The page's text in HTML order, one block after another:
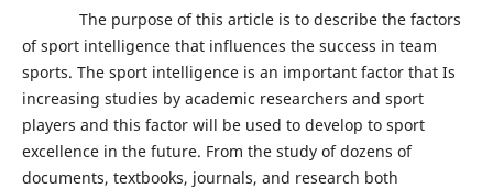
The purpose of this article is to describe the factors
of sport intelligence that influences the success in team
sports. The sport intelligence is an important factor that Is
increasing studies by academic researchers and sport
players and this factor will be used to develop to sport
excellence in the future. From the study of dozens of
documents, textbooks, journals, and research both